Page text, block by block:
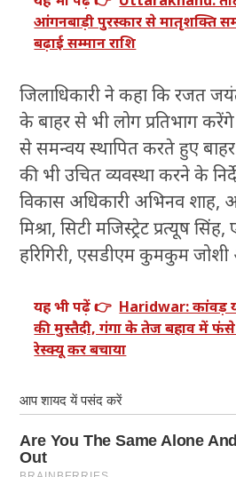
आंगनबाड़ी पुरस्कार से मातृशक्ति
बढ़ाई सम्मान राशि
जिलाधिकारी ने कहा कि रजत
के बाहर से भी लोग प्रतिभाग
से समन्वय स्थापित करते हुए
की भी उचित व्यवस्था करने के
विकास अधिकारी अभिनव शाह,
मिश्रा, सिटी मजिस्ट्रेट प्रत्यूष
हरिगिरी, एसडीएम कुमकुम
यह भी पढ़ें 👉 Haridwar: कांवड़
की मुस्तैदी, गंगा के तेज बहाव में
रेस्क्यू कर बचाया